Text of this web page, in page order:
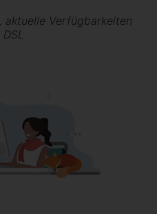
aktuelle Verfügbarkeiten